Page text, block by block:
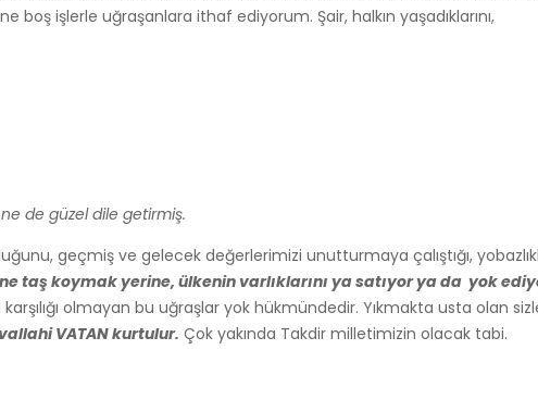
işlerle uğraşanlara ithaf ediyorum. Şair, halkın yaşadıklarını,
ne de güzel dile getirmiş.
geçmiş ve gelecek değerlerimizi unutturmaya çalıştığı,
taş koymak yerine, ülkenin varlıklarını ya satıyor ya da yok
karşılığı olmayan bu uğraşlar yok hükmündedir. Yıkmakta usta olan
VATAN kurtulur. Çok yakında Takdir milletimizin olacak tabi.